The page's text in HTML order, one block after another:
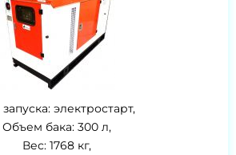
электростарт,
Объем бака: 300 л,
Вес: 1768 кг,